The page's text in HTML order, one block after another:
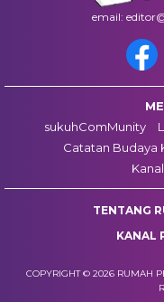
email:
sukuhComMunity
Catatan Budaya
TENTANG
KANAL
COPYRIGHT © 2026 RUMAH